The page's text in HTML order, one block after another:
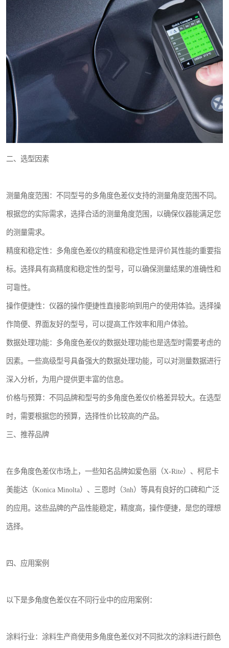
二、选型因素
测量角度范围：不同型号的多角度色差仪支持的测量角度范围不同。
根据您的实际需求，选择合适的测量角度范围，以确保仪器能满足您
的测量需求。
精度和稳定性：多角度色差仪的精度和稳定性是评价其性能的重要指
标。选择具有高精度和稳定性的型号，可以确保测量结果的准确性和
可靠性。
操作便捷性：仪器的操作便捷性直接影响到用户的使用体验。选择操
作简便、界面友好的型号，可以提高工作效率和用户体验。
数据处理功能：多角度色差仪的数据处理功能也是选型时需要考虑的
因素。一些高级型号具备强大的数据处理功能，可以对测量数据进行
深入分析，为用户提供更丰富的信息。
价格与预算：不同品牌和型号的多角度色差仪价格差异较大。在选型
时，需要根据您的预算，选择性价比较高的产品。
三、推荐品牌
在多角度色差仪市场上，一些知名品牌如爱色丽（X-Rite）、柯尼卡
美能达（Konica Minolta）、三恩时（3nh）等具有良好的口碑和广泛
的应用。这些品牌的产品性能稳定，精度高，操作便捷，是您的理想
选择。
四、应用案例
以下是多角度色差仪在不同行业中的应用案例：
涂料行业：涂料生产商使用多角度色差仪对不同批次的涂料进行颜色